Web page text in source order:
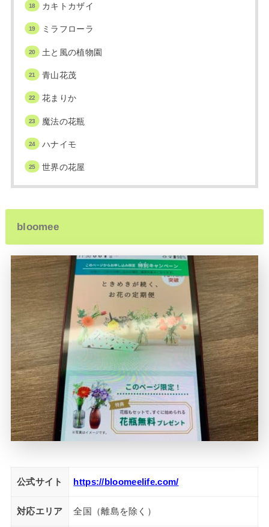
カキトカザイ
ミラフローラ
土と風の植物園
青山花茂
花まりか
魔法の花瓶
ハナイモ
世界の花屋
bloomee
公式サイト https://bloomeelife.com/
対応エリア 全国（離島を除く）